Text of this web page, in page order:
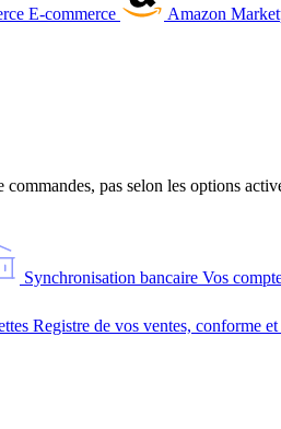
E-commerce Amazon
pas selon les options
Synchronisation bancaire Vos
Registre de vos ventes, conforme